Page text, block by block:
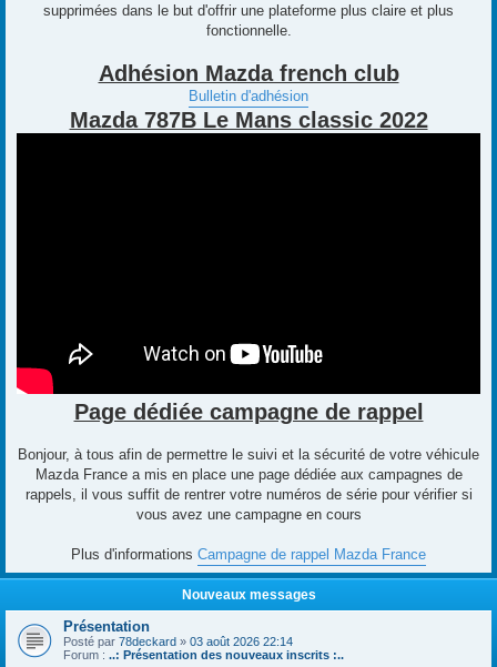
supprimées dans le but d'offrir une plateforme plus claire et plus
fonctionnelle.
Adhésion Mazda french club
Bulletin d'adhésion
Mazda 787B Le Mans classic 2022
Page dédiée campagne de rappel
Bonjour, à tous afin de permettre le suivi et la sécurité de votre véhicule
Mazda France a mis en place une page dédiée aux campagnes de
rappels, il vous suffit de rentrer votre numéros de série pour vérifier si
vous avez une campagne en cours
Plus d'informations Campagne de rappel Mazda France
Nouveaux messages
Présentation
Posté par 78deckard » 03 août 2026 22:14
Forum : ..: Présentation des nouveaux inscrits :..